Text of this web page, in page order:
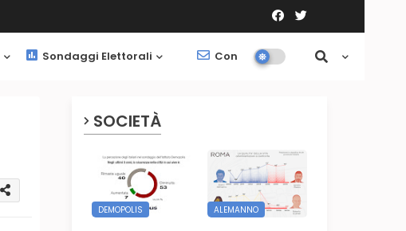
Sondaggi Elettorali Contatti Società
SOCIETÀ
DEMOPOLIS ALEMANNO